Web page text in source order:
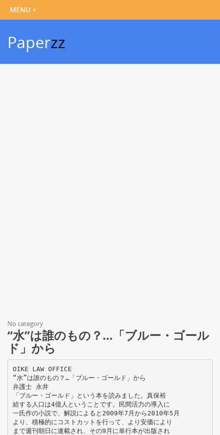
Paperzz
No category
“水”は誰のもの？…「ブルー・ゴール
ド」から
OIKE LAW OFFICE
“水”は誰のもの？…「ブルー・ゴールド」から
弁護士 永井
「ブルー・ゴールド」という本を読みました。真保裕
給する人口は4億人ということです。民間活力の導入に
一氏作の小説で、解説によると2009年7月から2010年5月
より、積極的にコストカットを行って、より安価により
まで週刊朝日に連載され、その9月に単行本が出版され